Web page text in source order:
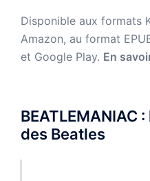
Disponible aux formats
Amazon, au format
et Google Play. En
BEATLEMANIAC
des Beatles